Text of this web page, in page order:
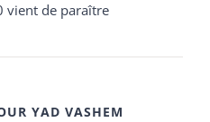
vient de paraître
YAD VASHEM